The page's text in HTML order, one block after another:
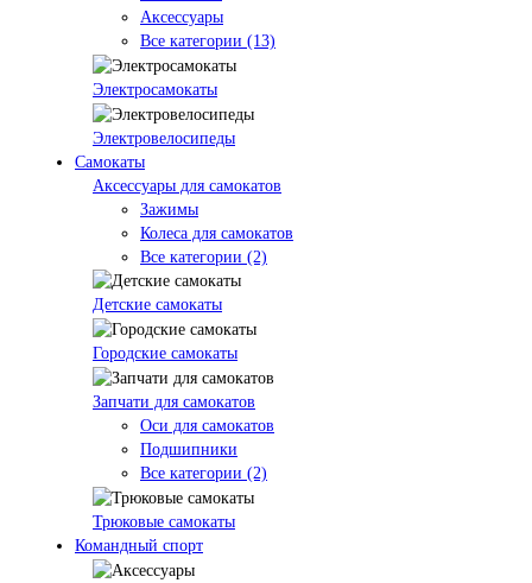
Аксессуары
Все категории (13)
Электросамокаты
Электровелосипеды
Самокаты
Аксессуары для самокатов
Зажимы
Колеса для самокатов
Все категории (2)
Детские самокаты
Городские самокаты
Запчати для самокатов
Оси для самокатов
Подшипники
Все категории (2)
Трюковые самокаты
Командный спорт